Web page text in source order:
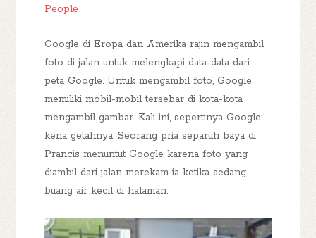
People
Google di Eropa dan Amerika rajin mengambil
foto di jalan untuk melengkapi data-data dari
peta Google. Untuk mengambil foto, Google
memiliki mobil-mobil tersebar di kota-kota
mengambil gambar. Kali ini, sepertinya Google
kena getahnya. Seorang pria separuh baya di
Prancis menuntut Google karena foto yang
diambil dari jalan merekam ia ketika sedang
buang air kecil di halaman.